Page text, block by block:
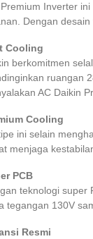
Inverter
Dengan
Cooling
berkomitmen
ruangan
AC Daikin
Cooling
ini selain
menjaga
PCB
teknologi super
tegangan 130V
Resmi